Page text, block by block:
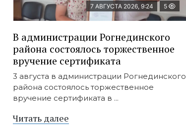
7 АВГУСТА 2026, 9:24 5
В администрации Рогнединского
района состоялось торжественное
вручение сертификата
3 августа в администрации Рогнединского
района состоялось торжественное
вручение сертификата в ...
Читать далее